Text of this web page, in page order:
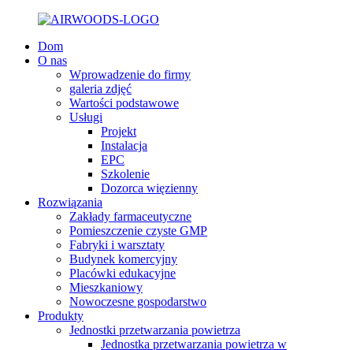
Dom
O nas
Wprowadzenie do firmy
galeria zdjęć
Wartości podstawowe
Usługi
Projekt
Instalacja
EPC
Szkolenie
Dozorca więzienny
Rozwiązania
Zakłady farmaceutyczne
Pomieszczenie czyste GMP
Fabryki i warsztaty
Budynek komercyjny
Placówki edukacyjne
Mieszkaniowy
Nowoczesne gospodarstwo
Produkty
Jednostki przetwarzania powietrza
Jednostka przetwarzania powietrza w